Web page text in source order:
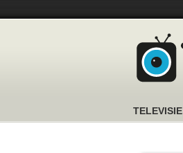
TELEVISIE